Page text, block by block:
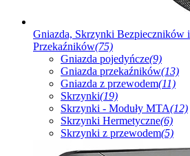
Gniazda, Skrzynki Bezpieczników i
Przekaźników(75)
Gniazda pojedyńcze(9)
Gniazda przekaźników(13)
Gniazda z przewodem(11)
Skrzynki(19)
Skrzynki - Moduły MTA(12)
Skrzynki Hermetyczne(6)
Skrzynki z przewodem(5)